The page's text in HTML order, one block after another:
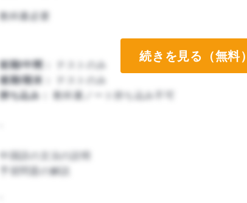
教科書必要
前期/中間：
テストのみ
後期/期末：
テストのみ
持ち込み：
教科書ノート持ち込み不可
予習問題の解説
続きを見る（無料）